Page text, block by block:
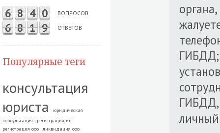
6 8 4 0 ВОПРОСОВ
6 8 1 9 ОТВЕТОВ
Популярные теги
консультация
юриста
юридическая
консультация
регистрация ип
регистрация ооо
ликвидация ооо
ГИБДД;
ГИБДД,